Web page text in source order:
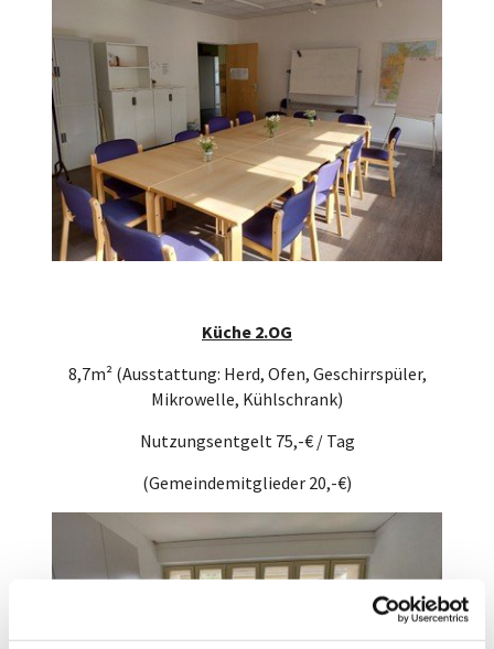
Küche 2.OG
8,7m² (Ausstattung: Herd, Ofen, Geschirrspüler,
Mikrowelle, Kühlschrank)
Nutzungsentgelt 75,-€ / Tag
(Gemeindemitglieder 20,-€)